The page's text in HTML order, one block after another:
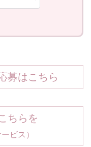
募はこちら
ちらを
ビス）